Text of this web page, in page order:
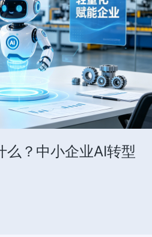
么？中小企业AI转型